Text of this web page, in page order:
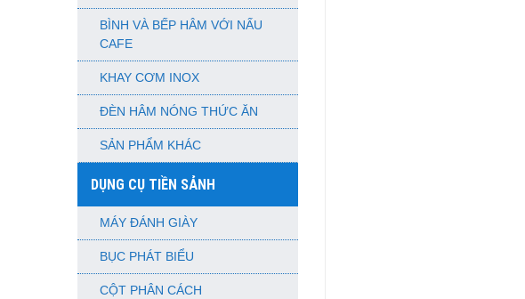
BÌNH VÀ BẾP HÂM VỚI NẤU
CAFE
KHAY CƠM INOX
ĐÈN HÂM NÓNG THỨC ĂN
SẢN PHẨM KHÁC
DỤNG CỤ TIỀN SẢNH
MÁY ĐÁNH GIÀY
BỤC PHÁT BIỂU
CỘT PHÂN CÁCH